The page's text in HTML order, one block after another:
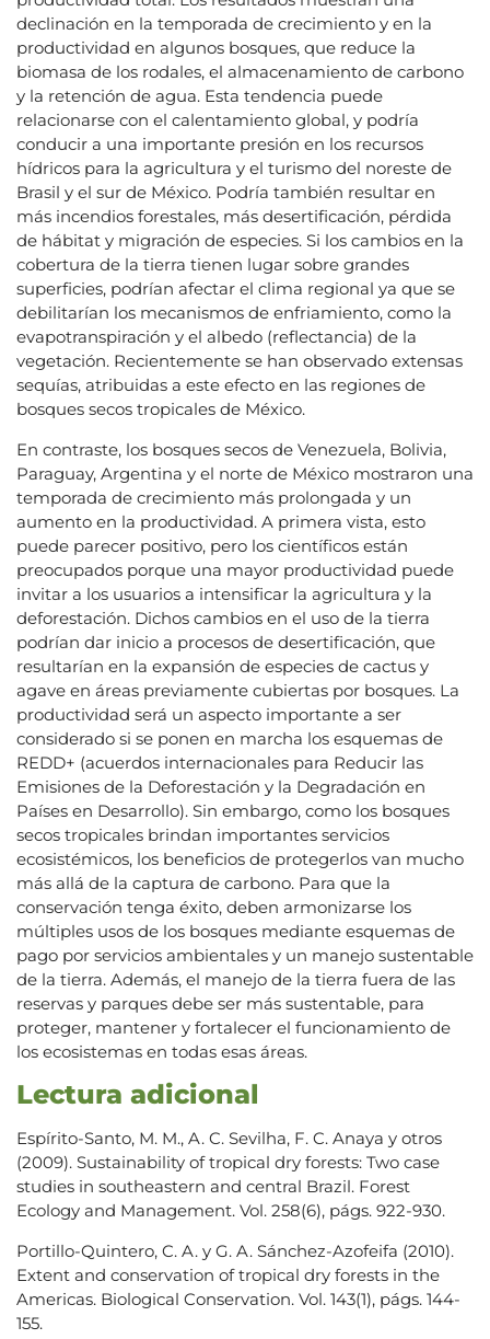
declinación en la temporada de crecimiento y en la
productividad en algunos bosques, que reduce la
biomasa de los rodales, el almacenamiento de carbono
y la retención de agua. Esta tendencia puede
relacionarse con el calentamiento global, y podría
conducir a una importante presión en los recursos
hídricos para la agricultura y el turismo del noreste de
Brasil y el sur de México. Podría también resultar en
más incendios forestales, más desertificación, pérdida
de hábitat y migración de especies. Si los cambios en la
cobertura de la tierra tienen lugar sobre grandes
superficies, podrían afectar el clima regional ya que se
debilitarían los mecanismos de enfriamiento, como la
evapotranspiración y el albedo (reflectancia) de la
vegetación. Recientemente se han observado extensas
sequías, atribuidas a este efecto en las regiones de
bosques secos tropicales de México.
En contraste, los bosques secos de Venezuela, Bolivia,
Paraguay, Argentina y el norte de México mostraron una
temporada de crecimiento más prolongada y un
aumento en la productividad. A primera vista, esto
puede parecer positivo, pero los científicos están
preocupados porque una mayor productividad puede
invitar a los usuarios a intensificar la agricultura y la
deforestación. Dichos cambios en el uso de la tierra
podrían dar inicio a procesos de desertificación, que
resultarían en la expansión de especies de cactus y
agave en áreas previamente cubiertas por bosques. La
productividad será un aspecto importante a ser
considerado si se ponen en marcha los esquemas de
REDD+ (acuerdos internacionales para Reducir las
Emisiones de la Deforestación y la Degradación en
Países en Desarrollo). Sin embargo, como los bosques
secos tropicales brindan importantes servicios
ecosistémicos, los beneficios de protegerlos van mucho
más allá de la captura de carbono. Para que la
conservación tenga éxito, deben armonizarse los
múltiples usos de los bosques mediante esquemas de
pago por servicios ambientales y un manejo sustentable
de la tierra. Además, el manejo de la tierra fuera de las
reservas y parques debe ser más sustentable, para
proteger, mantener y fortalecer el funcionamiento de
los ecosistemas en todas esas áreas.
Lectura adicional
Espírito-Santo, M. M., A. C. Sevilha, F. C. Anaya y otros
(2009). Sustainability of tropical dry forests: Two case
studies in southeastern and central Brazil. Forest
Ecology and Management. Vol. 258(6), págs. 922-930.
Portillo-Quintero, C. A. y G. A. Sánchez-Azofeifa (2010).
Extent and conservation of tropical dry forests in the
Americas. Biological Conservation. Vol. 143(1), págs. 144-
155.